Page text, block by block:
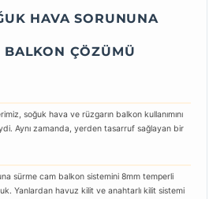
HAVA SORUNUNA
BALKON ÇÖZÜMÜ
soğuk hava ve rüzgarın balkon kullanımını
Aynı zamanda, yerden tasarruf sağlayan bir
sürme cam balkon sistemini 8mm temperli
Yanlardan havuz kilit ve anahtarlı kilit sistemi